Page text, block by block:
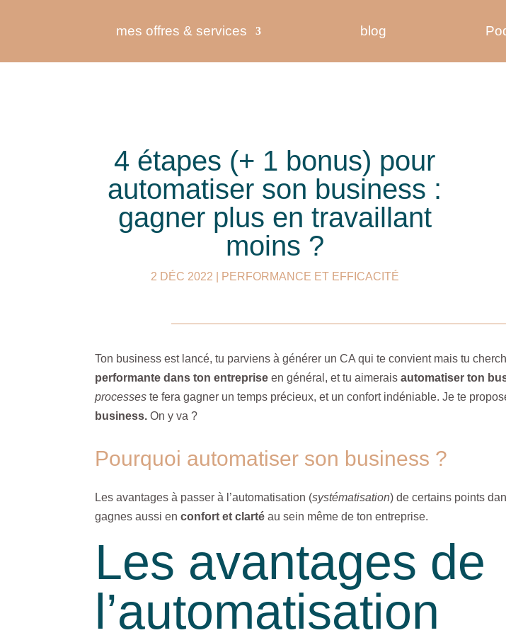
mes offres & services blog
4 étapes (+ 1 bonus) pour
automatiser son business :
gagner plus en travaillant
moins ?
2 DÉC 2022 PERFORMANCE ET EFFICACITÉ
Ton business est lancé, tu parviens à générer un CA qui te convient mais tu
performante dans ton entrepriseen général, et tu aimerais automatiser ton
processes te fera gagner un temps précieux, et un confort indéniable. Je te
business. On y va ?
Pourquoi automatiser son business ?
Les avantages à passer à l’automatisation (systématisation) de certains points
gagnes aussi enconfort et clartéau sein même de ton entreprise.
Les avantages de
l’automatisation